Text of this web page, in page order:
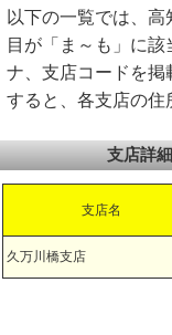
以下の一覧では、
目が「ま～も」に
ナ、支店コードを掲
すると、各支店の住
支店詳
支店名
久万川橋支店